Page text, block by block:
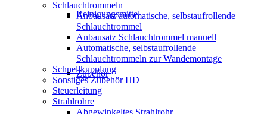
Reinigungsmittel
Zubehör
Schlauchtrommeln
Anbausatz automatische, selbstaufrollende
Schlauchtrommel
Anbausatz Schlauchtrommel manuell
Automatische, selbstaufrollende
Schlauchtrommeln zur Wandemontage
Schnellkupplung
Sonstiges Zubehör HD
Steuerleitung
Strahlrohre
Abgewinkeltes Strahlrohr